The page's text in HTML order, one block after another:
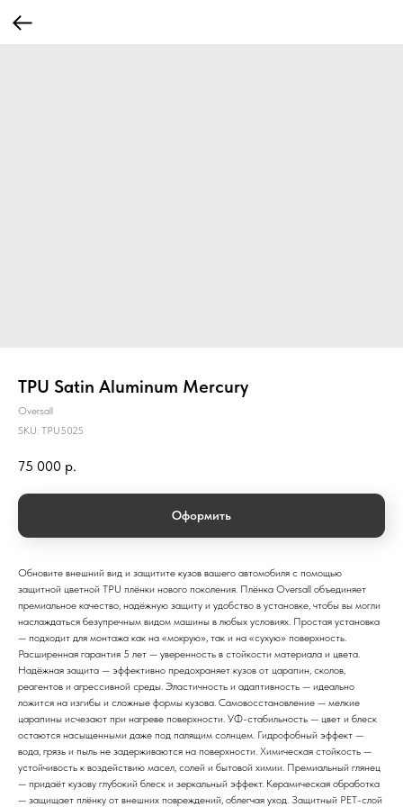
TPU Satin Aluminum Mercury
Oversall
SKU: TPU5025
75 000 р.
Оформить
Обновите внешний вид и защитите кузов вашего автомобиля с помощью
защитной цветной TPU плёнки нового поколения. Плёнка Oversall объединяет
премиальное качество, надёжную защиту и удобство в установке, чтобы вы могли
наслаждаться безупречным видом машины в любых условиях. Простая установка
— подходит для монтажа как на «мокрую», так и на «сухую» поверхность.
Расширенная гарантия 5 лет — уверенность в стойкости материала и цвета.
Надёжная защита — эффективно предохраняет кузов от царапин, сколов,
реагентов и агрессивной среды. Эластичность и адаптивность — идеально
ложится на изгибы и сложные формы кузова. Самовосстановление — мелкие
царапины исчезают при нагреве поверхности. УФ-стабильность — цвет и блеск
остаются насыщенными даже под палящим солнцем. Гидрофобный эффект —
вода, грязь и пыль не задерживаются на поверхности. Химическая стойкость —
устойчивость к воздействию масел, солей и бытовой химии. Премиальный глянец
— придаёт кузову глубокий блеск и зеркальный эффект. Керамическая обработка
— защищает плёнку от внешних повреждений, облегчая уход. Защитный PET-слой